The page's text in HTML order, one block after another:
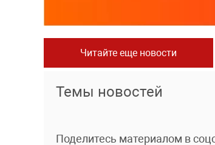
Читайте еще новости
Темы новостей
Поделитесь материалом в